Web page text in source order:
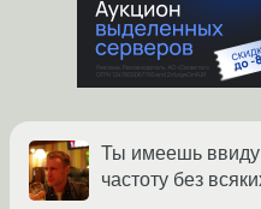
Ты имеешь ввиду
частоту без